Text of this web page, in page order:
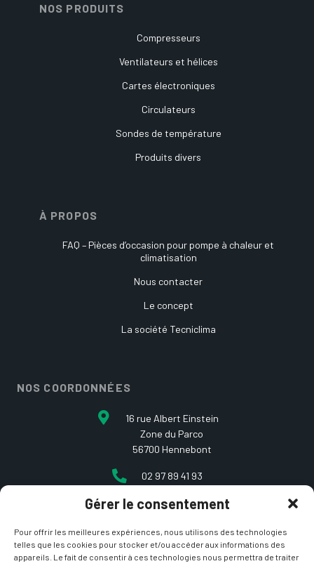
Gérer le consentement
Pour offrir les meilleures expériences, nous utilisons des technologies
telles que les cookies pour stocker et/ou accéder aux informations des
appareils. Le fait de consentir à ces technologies nous permettra de traiter
NOS PRODUITS
Compresseurs
Ventilateurs et hélices
Cartes électroniques
Circulateurs
Sondes de température
Produits divers
À PROPOS
FAQ – Pièces d’occasion pour pompe à chaleur et
climatisation
Nous contacter
Le concept
La société Tecniclima
NOS COORDONNÉES
16 rue Albert Einstein
Zone du Parco
56700 Hennebont
02 97 89 41 93
contact@etcarepart.com